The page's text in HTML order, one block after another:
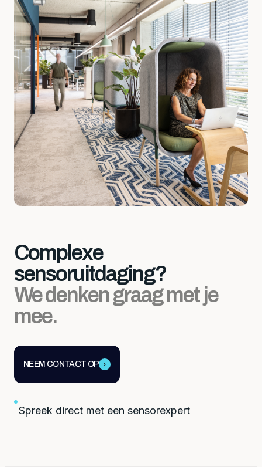
Complexe
sensoruitdaging?
We denken graag met je
mee.
NEEM CONTACT OP
Spreek direct met een sensorexpert